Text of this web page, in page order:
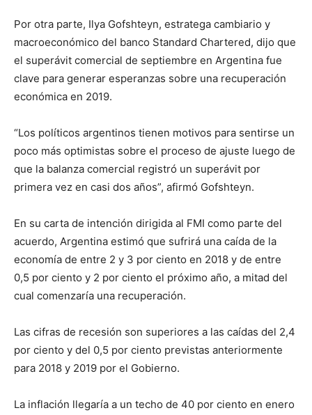
Por otra parte, Ilya Gofshteyn, estratega cambiario y
macroeconómico del banco Standard Chartered, dijo que
el superávit comercial de septiembre en Argentina fue
clave para generar esperanzas sobre una recuperación
económica en 2019.
“Los políticos argentinos tienen motivos para sentirse un
poco más optimistas sobre el proceso de ajuste luego de
que la balanza comercial registró un superávit por
primera vez en casi dos años”, afirmó Gofshteyn.
En su carta de intención dirigida al FMI como parte del
acuerdo, Argentina estimó que sufrirá una caída de la
economía de entre 2 y 3 por ciento en 2018 y de entre
0,5 por ciento y 2 por ciento el próximo año, a mitad del
cual comenzaría una recuperación.
Las cifras de recesión son superiores a las caídas del 2,4
por ciento y del 0,5 por ciento previstas anteriormente
para 2018 y 2019 por el Gobierno.
La inflación llegaría a un techo de 40 por ciento en enero